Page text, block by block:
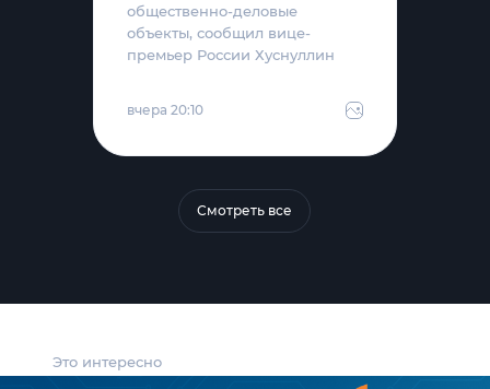
Это интересно
общественно-деловые
объекты, сообщил вице-
премьер России Хуснуллин
вчера 20:10
Смотреть все